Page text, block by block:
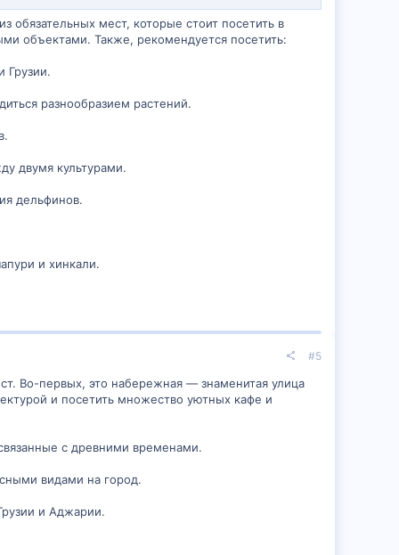
мест, которые стоит посетить в
объектами. Также, рекомендуется посетить:
Грузии.
разнообразием растений.
двумя культурами.
дельфинов.
и хинкали.
#5
Во-первых, это набережная — знаменитая улица
и посетить множество уютных кафе и
с древними временами.
видами на город.
и Аджарии.